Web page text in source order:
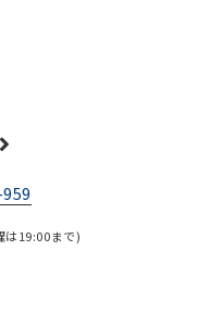
は19:00まで)